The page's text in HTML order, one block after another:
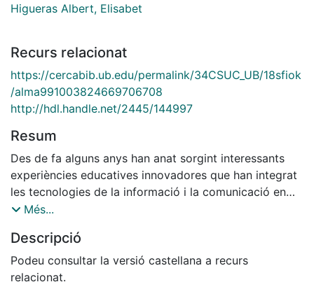
Higueras Albert, Elisabet
Recurs relacionat
https://cercabib.ub.edu/permalink/34CSUC_UB/18sfiok
/alma991003824669706708
http://hdl.handle.net/2445/144997
Resum
Des de fa alguns anys han anat sorgint interessants
experiències educatives innovadores que han integrat
les tecnologies de la informació i la comunicació en
processos formatius. Una d'aquestes metodologies
lector en aquesta metodologia d'ensenyament-
aprenentatge
Més...
Descripció
Podeu consultar la versió castellana a recurs
relacionat.